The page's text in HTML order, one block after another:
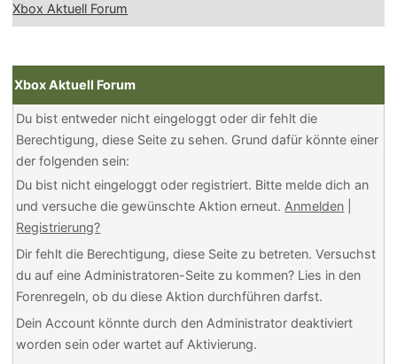
Xbox Aktuell Forum
Xbox Aktuell Forum
Du bist entweder nicht eingeloggt oder dir fehlt die
Berechtigung, diese Seite zu sehen. Grund dafür könnte einer
der folgenden sein:
Du bist nicht eingeloggt oder registriert. Bitte melde dich an
und versuche die gewünschte Aktion erneut. Anmelden
Registrierung?
Dir fehlt die Berechtigung, diese Seite zu betreten. Versuchst
du auf eine Administratoren-Seite zu kommen? Lies in den
Forenregeln, ob du diese Aktion durchführen darfst.
Dein Account könnte durch den Administrator deaktiviert
worden sein oder wartet auf Aktivierung.